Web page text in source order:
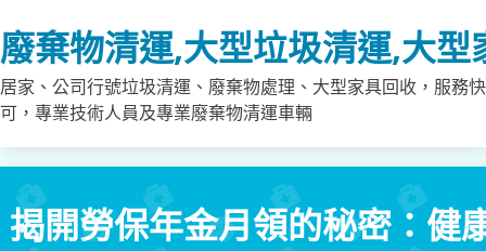
to
content
廢棄物清運,大型垃圾清運,大
居家、公司行號垃圾清運、廢棄物處理、大型家具回收，服務
可，專業技術人員及專業廢棄物清運車輛
揭開勞保年金月領的秘密：健